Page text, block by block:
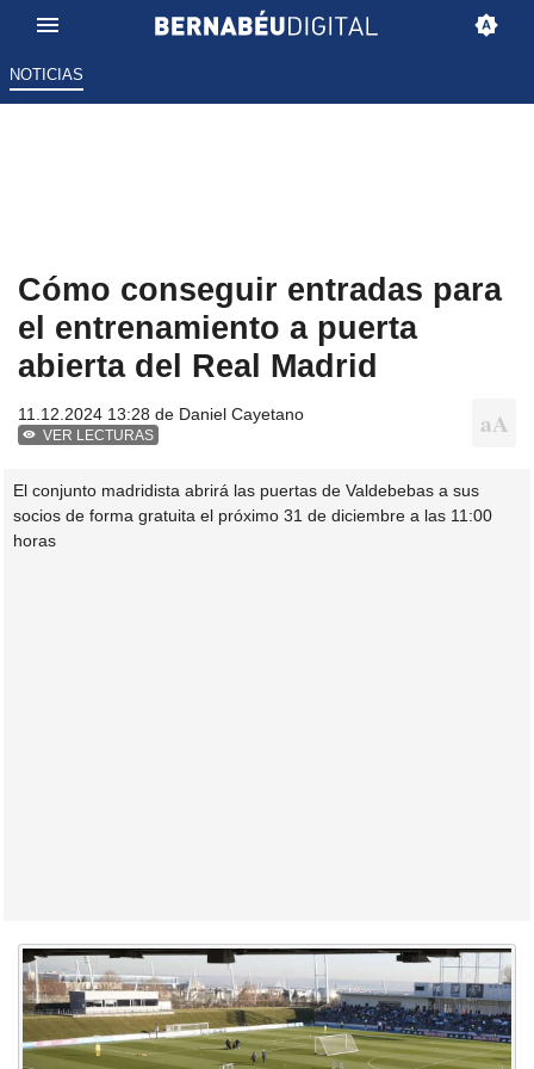
NOTICIAS
Cómo conseguir entradas para
el entrenamiento a puerta
abierta del Real Madrid
11.12.2024 13:28 de Daniel Cayetano
VER LECTURAS
El conjunto madridista abrirá las puertas de Valdebebas a sus
socios de forma gratuita el próximo 31 de diciembre a las 11:00
horas